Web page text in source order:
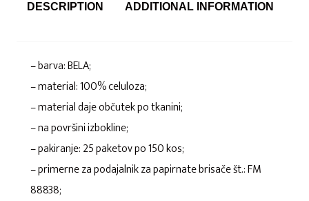
DESCRIPTION ADDITIONAL INFORMATION
– barva: BELA;
– material: 100% celuloza;
– material daje občutek po tkanini;
– na površini izbokline;
– pakiranje: 25 paketov po 150 kos;
– primerne za podajalnik za papirnate brisače št.: FM
88838;